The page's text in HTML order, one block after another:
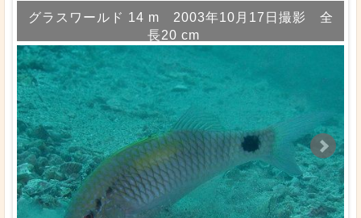
グラスワールド 14 m 2003年10月17日撮影 全
長20 cm